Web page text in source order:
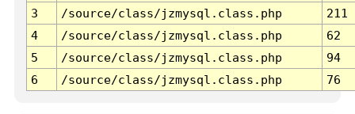
3 /source/class/jzmysql.class.php
211
4
/source/class/jzmysql.class.php
62
5
/source/class/jzmysql.class.php
94
6
/source/class/jzmysql.class.php 76